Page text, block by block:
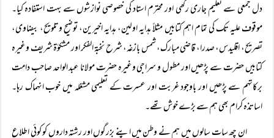
دل جمعی سے تعلیم جاری رکھی اور محترم استاد کی خصوصی نوازشوں سے بہت استفادہ کیا۔
موقوف علیہ تک کی تمام اہم کتابیں مثلاً ہدایہ اولین، ہدایہ اخیرین، توضیح وتلویح، بیضاوی،
تصریح، اقلیدس، صدرا، قاضی مبارک، شمس بازغہ، شرح نخبۃ الفکر اور مشکوٰۃ شریف وغیرہ
کتابیں حضرت سے پڑھیں اور مطول و سراجی وغیرہ حضرت مولانا عبد الواحد صاحب دامت
برکاتہم سے پڑھیں اور باوجود غربت اور عسرت کے تعلیمی مشغلہ میں خوب انہماک رہا۔
اساتذہ کرام بھی ہم سے بڑے خوش تھے۔
ان چھ سات سالوں میں ہم نے وطن میں اپنے بزرگوں اور رشتہ داروں کو کوئی اطلاع